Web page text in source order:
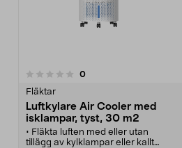
0recensioner
Fläktar
Luftkylare Air Cooler med
isklampar, tyst, 30 m2
• Fläkta luften med eller utan
tillägg av kylklampar eller kallt